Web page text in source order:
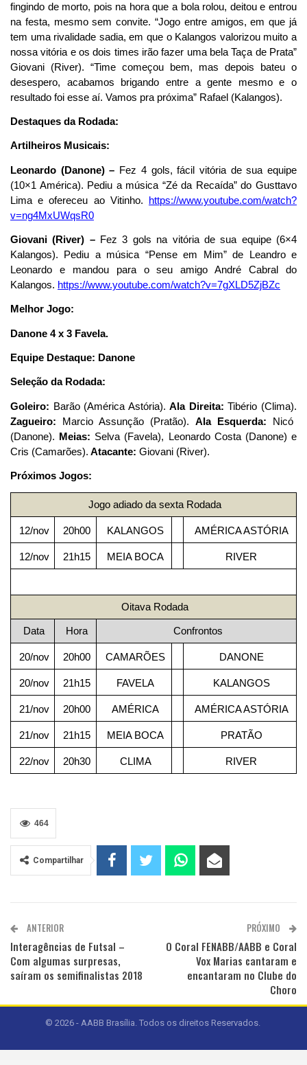
fingindo de morto, pois na hora que a bola rolou, deitou e entrou
na festa, mesmo sem convite. “Jogo entre amigos, em que já
tem uma rivalidade sadia, em que o Kalangos valorizou muito a
nossa vitória e os dois times irão fazer uma bela Taça de Prata”
Giovani (River). “Time começou bem, mas depois bateu o
desespero, acabamos brigando entre a gente mesmo e o
resultado foi esse aí. Vamos pra próxima” Rafael (Kalangos).
Destaques da Rodada:
Artilheiros Musicais:
Leonardo (Danone) – Fez 4 gols, fácil vitória de sua equipe
(10×1 América). Pediu a música “Zé da Recaída” do Gusttavo
Lima e ofereceu ao Vitinho.
https://www.youtube.com/watch?
v=ng4MxUWqsR0
Giovani (River) – Fez 3 gols na vitória de sua equipe (6×4
Kalangos). Pediu a música “Pense em Mim” de Leandro e
Leonardo e mandou para o seu amigo André Cabral do
Kalangos. https://www.youtube.com/watch?v=7gXLD5ZjBZc
Melhor Jogo:
Danone 4 x 3 Favela.
Equipe Destaque: Danone
Seleção da Rodada:
Goleiro: Barão (América Astória). Ala Direita:Tibério (Clima).
Zagueiro:
Marcio Assunção (Pratão). Ala Esquerda:
Nicó
(Danone). Meias: Selva (Favela), Leonardo Costa (Danone) e
Cris (Camarões). Atacante: Giovani (River).
Próximos Jogos:
Jogo adiado da sexta Rodada
12/nov 20h00 KALANGOS AMÉRICA ASTÓRIA
12/nov 21h15 MEIA BOCA RIVER
Oitava Rodada
Data Hora Confrontos
20/nov 20h00 CAMARÕES DANONE
20/nov 21h15 FAVELA KALANGOS
21/nov 20h00 AMÉRICA AMÉRICA ASTÓRIA
21/nov 21h15 MEIA BOCA PRATÃO
22/nov 20h30 CLIMA RIVER
464
Compartilhar
ANTERIOR
Interagências de Futsal –
Com algumas surpresas,
saíram os semifinalistas 2018
PRÓXIMO
O Coral FENABB/AABB e Coral
Vox Marias cantaram e
encantaram no Clube do
Choro
© 2026 - AABB Brasília. Todos os direitos Reservados.